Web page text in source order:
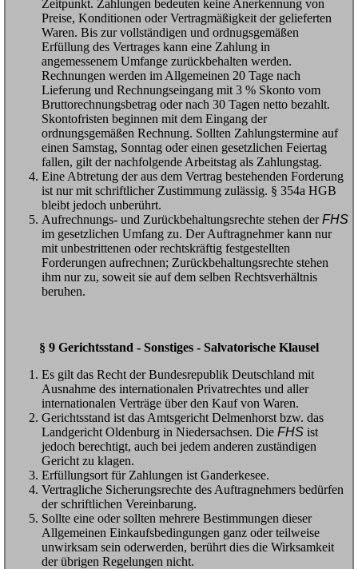
Zeitpunkt. Zahlungen bedeuten keine Anerkennung von
Preise, Konditionen oder Vertragmäßigkeit der gelieferten
Waren. Bis zur vollständigen und ordnugsgemäßen
Erfüllung des Vertrages kann eine Zahlung in
angemessenem Umfange zurückbehalten werden.
Rechnungen werden im Allgemeinen 20 Tage nach
Lieferung und Rechnungseingang mit 3 % Skonto vom
Bruttorechnungsbetrag oder nach 30 Tagen netto bezahlt.
Skontofristen beginnen mit dem Eingang der
ordnungsgemäßen Rechnung. Sollten Zahlungstermine auf
einen Samstag, Sonntag oder einen gesetzlichen Feiertag
fallen, gilt der nachfolgende Arbeitstag als Zahlungstag.
Eine Abtretung der aus dem Vertrag bestehenden Forderung
ist nur mit schriftlicher Zustimmung zulässig. § 354a HGB
bleibt jedoch unberührt.
Aufrechnungs- und Zurückbehaltungsrechte stehen derFHS
im gesetzlichen Umfang zu. Der Auftragnehmer kann nur
mit unbestrittenen oder rechtskräftig festgestellten
Forderungen aufrechnen; Zurückbehaltungsrechte stehen
ihm nur zu, soweit sie auf dem selben Rechtsverhältnis
beruhen.
§ 9 Gerichtsstand - Sonstiges - Salvatorische Klausel
Es gilt das Recht der Bundesrepublik Deutschland mit
Ausnahme des internationalen Privatrechtes und aller
internationalen Verträge über den Kauf von Waren.
Gerichtsstand ist das Amtsgericht Delmenhorst bzw. das
Landgericht Oldenburg in Niedersachsen. Die FHS ist
jedoch berechtigt, auch bei jedem anderen zuständigen
Gericht zu klagen.
Erfüllungsort für Zahlungen ist Ganderkesee.
Vertragliche Sicherungsrechte des Auftragnehmers bedürfen
der schriftlichen Vereinbarung.
Sollte eine oder sollten mehrere Bestimmungen dieser
Allgemeinen Einkaufsbedingungen ganz oder teilweise
unwirksam sein oderwerden, berührt dies die Wirksamkeit
der übrigen Regelungen nicht.